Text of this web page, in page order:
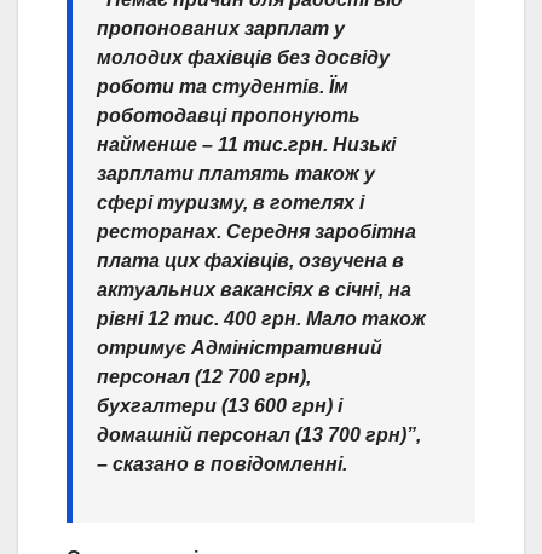
пропонованих зарплат у
молодих фахівців без досвіду
роботи та студентів. Їм
роботодавці пропонують
найменше – 11 тис.грн. Низькі
зарплати платять також у
сфері туризму, в готелях і
ресторанах. Середня заробітна
плата цих фахівців, озвучена в
актуальних вакансіях в січні, на
рівні 12 тис. 400 грн. Мало також
отримує Адміністративний
персонал (12 700 грн),
бухгалтери (13 600 грн) і
домашній персонал (13 700 грн)”,
– сказано в повідомленні.